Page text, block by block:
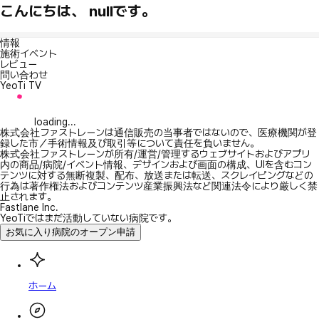
こんにちは、 nullです。
情報
施術イベント
レビュー
問い合わせ
YeoTi TV
loading...
株式会社ファストレーンは通信販売の当事者ではないので、医療機関が登
録した市／手術情報及び取引等について責任を負いません。
株式会社ファストレーンが所有/運営/管理するウェブサイトおよびアプリ
内の商品/病院/イベント情報、デザインおよび画面の構成、UIを含むコン
テンツに対する無断複製、配布、放送または転送、スクレイピングなどの
行為は著作権法およびコンテンツ産業振興法など関連法令により厳しく禁
止されます。
Fastlane Inc.
YeoTiではまだ活動していない病院です。
お気に入り病院のオープン申請
ホーム